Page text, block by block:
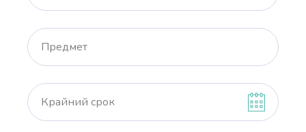
Предмет
Крайний срок